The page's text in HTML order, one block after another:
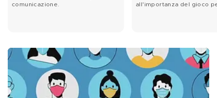
comunicazione.
all'importanza del gioco